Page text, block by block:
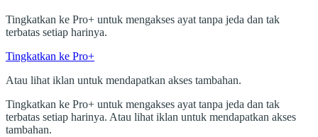
Tingkatkan ke Pro+ untuk mengakses ayat tanpa jeda dan tak
terbatas setiap harinya.
Tingkatkan ke Pro+
Atau lihat iklan untuk mendapatkan akses tambahan.
Tingkatkan ke Pro+ untuk mengakses ayat tanpa jeda dan tak
terbatas setiap harinya. Atau lihat iklan untuk mendapatkan akses
tambahan.